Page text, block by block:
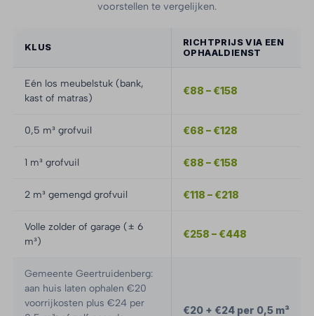
voorstellen te vergelijken.
KLUS
RICHTPRIJS VIA EEN
OPHAALDIENST
Eén los meubelstuk (bank,
kast of matras)
€88 – €158
0,5 m³ grofvuil €68 – €128
1 m³ grofvuil €88 – €158
2 m³ gemengd grofvuil €118 – €218
Volle zolder of garage (± 6
m³)
€258 – €448
Gemeente Geertruidenberg:
aan huis laten ophalen €20
voorrijkosten plus €24 per
€20 + €24 per 0,5 m³